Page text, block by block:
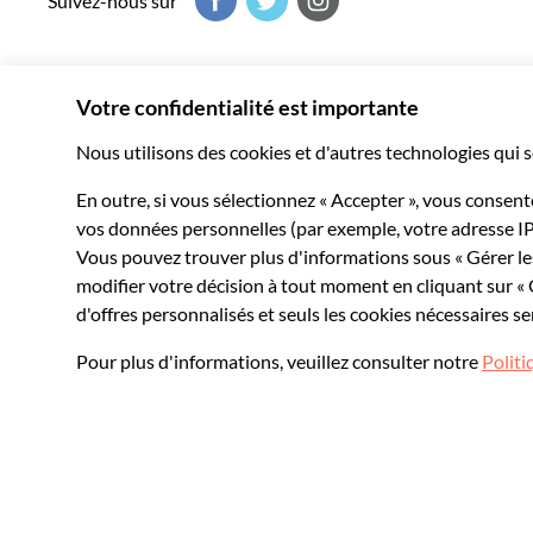
de l'île de Panak avant de faire escale sur la
midi au village flottant de Koh Panyi.
Entièrement construit sur pilotis au-dessus de
genre offre un aperçu fascinant de la vie
contre un canoë et pagayez tranquillement à
travers les forêts de mangroves et les cours
d'eau abrités, pour atteindre des coins
paisibles inaccessibles aux grands bateaux.
Votre dernière étape est l'île de Naka, où vous
pourrez réellement ralentir le rythme.
sur le paysage tropical vous attendent avant
de regagner Phuket. Une journée qui vous
Musement vous fait vivre le meilleur de chaque